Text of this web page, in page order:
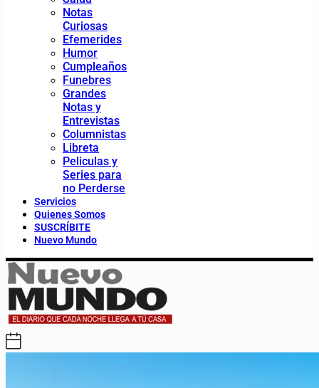
Notas
Curiosas
Efemerides
Humor
Cumpleaños
Funebres
Grandes
Notas y
Entrevistas
Columnistas
Libreta
Peliculas y
Series para
no Perderse
Servicios
Quienes Somos
SUSCRÍBITE
Nuevo Mundo